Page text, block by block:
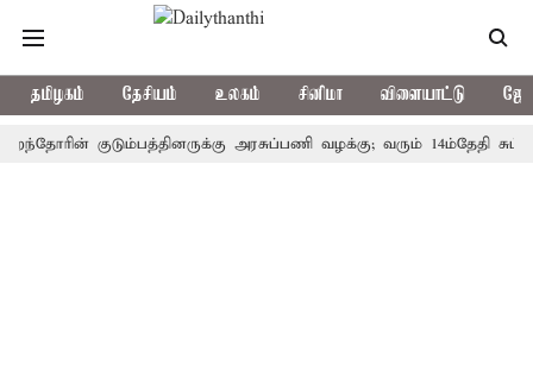
தமிழகம் தேசியம் உலகம் சினிமா விளையாட்டு
குடும்பத்தினருக்கு அரசுப்பணி வழக்கு; வரும் 14ம்தேதி